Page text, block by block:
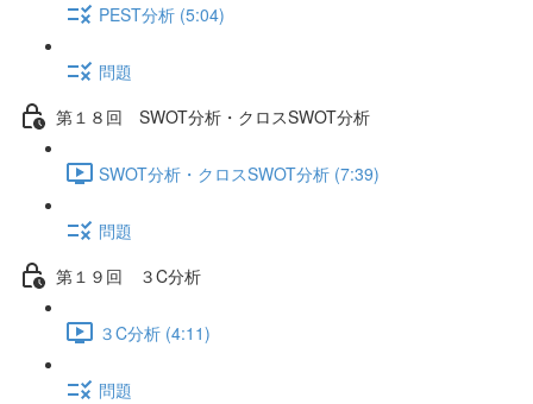
PEST分析 (5:04)
問題
第１８回 SWOT分析・クロスSWOT分析
SWOT分析・クロスSWOT分析 (7:39)
問題
第１９回 ３C分析
３C分析 (4:11)
問題